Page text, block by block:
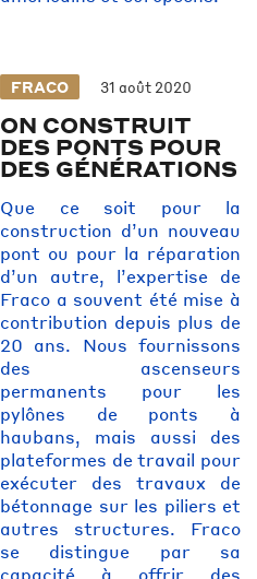
FRACO 31 août 2020
ON CONSTRUIT
DES PONTS POUR
DES GÉNÉRATIONS
Que ce soit pour la
construction d’un nouveau
pont ou pour la réparation
d’un autre, l’expertise de
Fraco a souvent été mise à
contribution depuis plus de
20 ans. Nous fournissons
des ascenseurs
permanents pour les
pylônes de ponts à
haubans, mais aussi des
plateformes de travail pour
exécuter des travaux de
bétonnage sur les piliers et
autres structures. Fraco
se distingue par sa
capacité à offrir des